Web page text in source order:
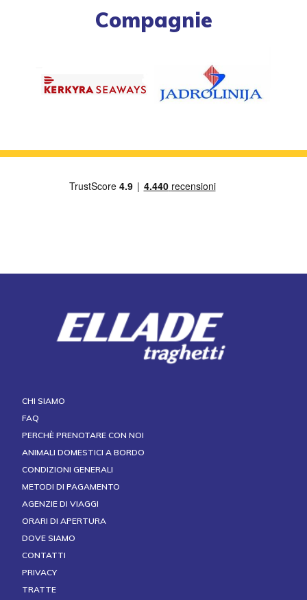
Compagnie
CHI SIAMO
FAQ
PERCHÈ PRENOTARE CON NOI
ANIMALI DOMESTICI A BORDO
CONDIZIONI GENERALI
METODI DI PAGAMENTO
AGENZIE DI VIAGGI
ORARI DI APERTURA
DOVE SIAMO
CONTATTI
PRIVACY
TRATTE